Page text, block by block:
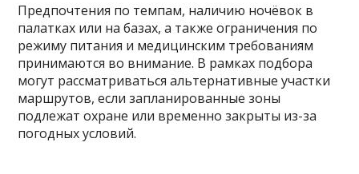
Предпочтения по темпам, наличию ночёвок в
палатках или на базах, а также ограничения по
режиму питания и медицинским требованиям
принимаются во внимание. В рамках подбора
могут рассматриваться альтернативные участки
маршрутов, если запланированные зоны
подлежат охране или временно закрыты из-за
погодных условий.